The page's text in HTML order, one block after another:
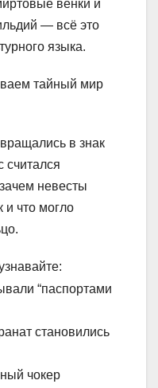
венки и
— всё это
языка.
тайный мир
в знак
считался
невесты
и что могло
“паспортами
становились
чокер